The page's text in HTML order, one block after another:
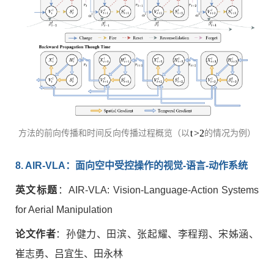
方法的前向传播和时间反向传播过程概览（以 的情况为例）
8. AIR-VLA：面向空中受控操作的视觉-语言-动作系统
英文标题 ：AIR-VLA: Vision-Language-Action Systems
for Aerial Manipulation
论文作者：孙健力、田滨、张起耀、李程翔、宋姊涵、
崔志勇、吕宜生、田永林